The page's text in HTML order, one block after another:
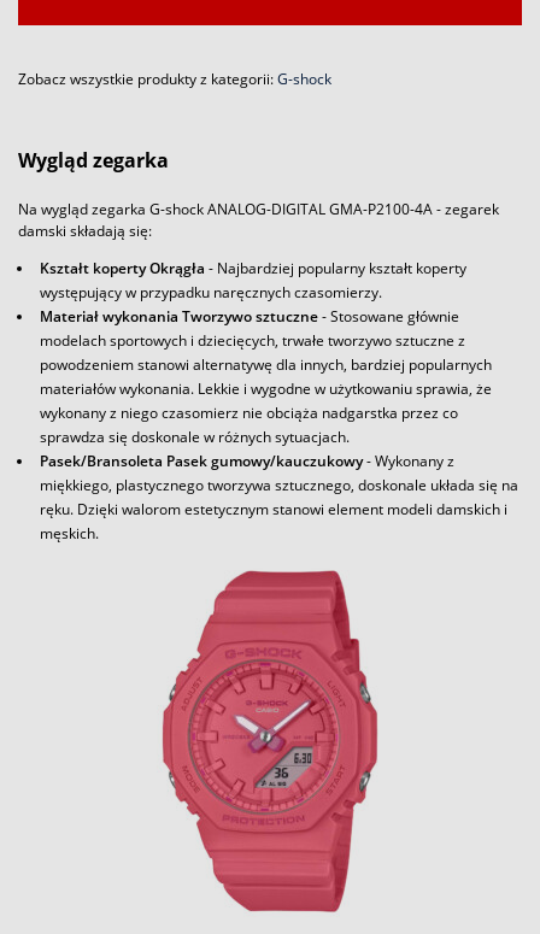
Zobacz wszystkie produkty z kategorii:G-shock
Wygląd zegarka
Na wygląd zegarka G-shock ANALOG-DIGITAL GMA-P2100-4A - zegarek
damski składają się:
Kształt koperty Okrągła - Najbardziej popularny kształt koperty
występujący w przypadku naręcznych czasomierzy.
Materiał wykonania Tworzywo sztuczne- Stosowane głównie
modelach sportowych i dziecięcych, trwałe tworzywo sztuczne z
powodzeniem stanowi alternatywę dla innych, bardziej popularnych
materiałów wykonania. Lekkie i wygodne w użytkowaniu sprawia, że
wykonany z niego czasomierz nie obciąża nadgarstka przez co
sprawdza się doskonale w różnych sytuacjach.
Pasek/Bransoleta Pasek gumowy/kauczukowy- Wykonany z
miękkiego, plastycznego tworzywa sztucznego, doskonale układa się na
ręku. Dzięki walorom estetycznym stanowi element modeli damskich i
męskich.